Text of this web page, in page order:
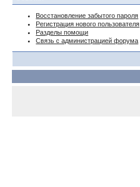
Восстановление забытого пароля
Регистрация нового пользователя
Разделы помощи
Связь с администрацией форума